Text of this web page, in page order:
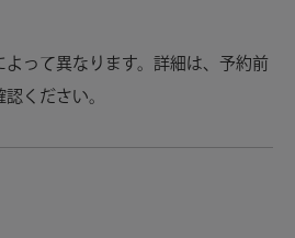
って異なります。詳細は、予約前
ください。